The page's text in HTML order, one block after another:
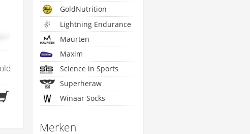
GoldNutrition
Lightning Endurance
Maurten
Maxim
Science in Sports
Superheraw
Winaar Socks
Merken